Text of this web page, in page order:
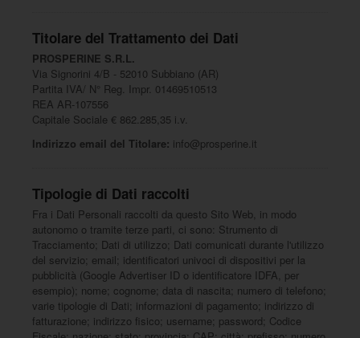
Titolare del Trattamento dei Dati
PROSPERINE S.R.L.
Via Signorini 4/B - 52010 Subbiano (AR)
Partita IVA/ N° Reg. Impr. 01469510513
REA AR-107556
Capitale Sociale € 862.285,35 i.v.
Indirizzo email del Titolare: info@prosperine.it
Tipologie di Dati raccolti
Fra i Dati Personali raccolti da questo Sito Web, in modo
autonomo o tramite terze parti, ci sono: Strumento di
Tracciamento; Dati di utilizzo; Dati comunicati durante l'utilizzo
del servizio; email; identificatori univoci di dispositivi per la
pubblicità (Google Advertiser ID o identificatore IDFA, per
esempio); nome; cognome; data di nascita; numero di telefono;
varie tipologie di Dati; informazioni di pagamento; indirizzo di
fatturazione; indirizzo fisico; username; password; Codice